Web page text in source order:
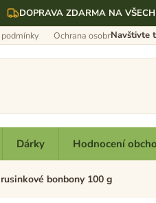
DOPRAVA ZDARMA NA
Navštivte
Ochrana osobních údajů
Dárky Hodnocení
bonbony 100 g